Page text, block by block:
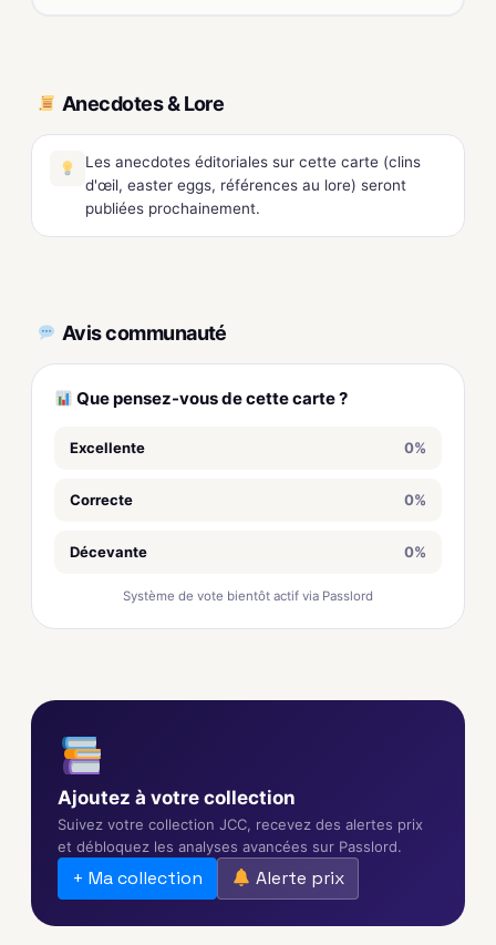
Anecdotes & Lore
Les anecdotes éditoriales sur cette carte (clins
d'œil, easter eggs, références au lore) seront
publiées prochainement.
Avis communauté
Que pensez-vous de cette carte ?
Excellente 0%
Correcte 0%
Décevante 0%
Système de vote bientôt actif via Passlord
Ajoutez à votre collection
Suivez votre collection JCC, recevez des alertes prix
et débloquez les analyses avancées sur Passlord.
+ Ma collection Alerte prix